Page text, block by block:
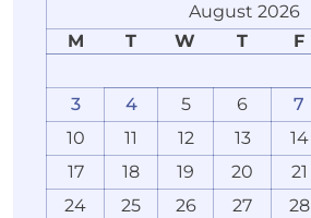
August 2026
M
T W T F
3
4 5 6 7
10
11 12 13 14
17
18 19 20 21
24
25 26 27 28